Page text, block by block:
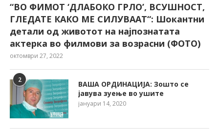
“ВО ФИМОТ ‘ДЛАБОКО ГРЛО’, ВСУШНОСТ,
ГЛЕДАТЕ КАКО МЕ СИЛУВААТ“: Шокантни
детали од животот на најпознатата
актерка во филмови за возрасни (ФОТО)
октомври 27, 2022
2
ВАША ОРДИНАЦИЈА: Зошто се
јавува зуење во ушите
јануари 14, 2020